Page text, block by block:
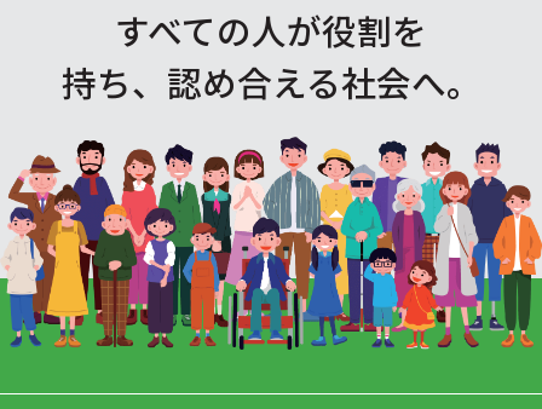
すべての人が役割を
持ち、認め合える社会へ。